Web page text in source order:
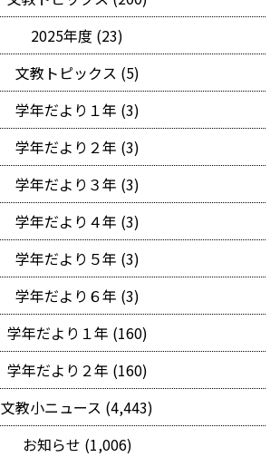
2025年度 (23)
文教トピックス (5)
学年だより１年 (3)
学年だより２年 (3)
学年だより３年 (3)
学年だより４年 (3)
学年だより５年 (3)
学年だより６年 (3)
学年だより１年 (160)
学年だより２年 (160)
文教小ニュース (4,443)
お知らせ (1,006)